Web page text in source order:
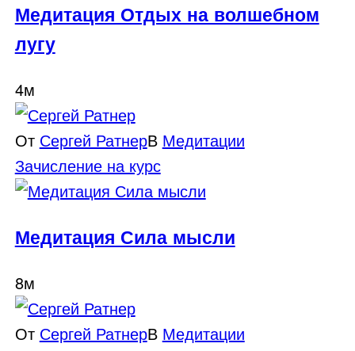
Медитация Отдых на волшебном
лугу
4м
От Сергей РатнерВ Медитации
Зачисление на курс
Медитация Сила мысли
8м
От Сергей РатнерВ Медитации